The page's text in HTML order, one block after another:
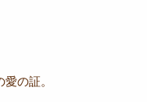
の証。